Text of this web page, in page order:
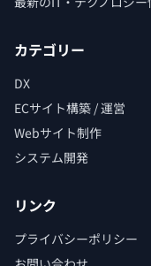
カテゴリー
DX
ECサイト構築 / 運営
Webサイト制作
システム開発
リンク
プライバシーポリシー